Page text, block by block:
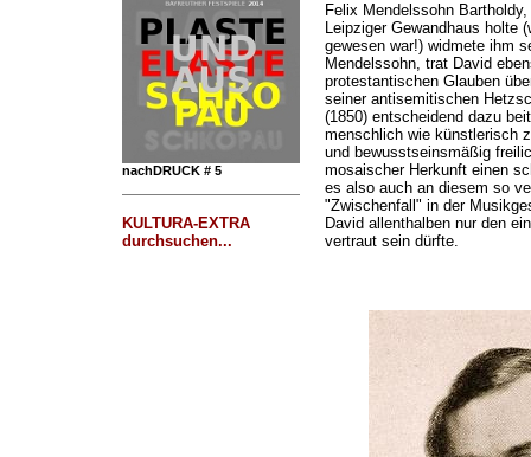
nachDRUCK # 5
KULTURA-EXTRA
durchsuchen...
Felix Mendelssohn
Leipziger Gewandhaus holte
gewesen war!) widmete ihm
Mendelssohn, trat David
protestantischen Glauben
seiner antisemitischen
(1850) entscheidend dazu
menschlich wie künstlerisch
und bewusstseinsmäßig
mosaischer Herkunft einen
es also auch an diesem so
"Zwischenfall" in der
David allenthalben nur den
vertraut sein dürfte.